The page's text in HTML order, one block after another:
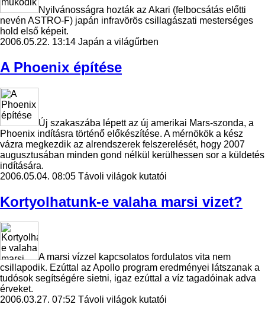
Nyilvánosságra hozták az Akari (felbocsátás előtti
nevén ASTRO-F) japán infravörös csillagászati mesterséges
hold első képeit.
2006.05.22. 13:14 Japán a világűrben
A Phoenix építése
Új szakaszába lépett az új amerikai Mars-szonda, a
Phoenix indításra történő előkészítése. A mérnökök a kész
vázra megkezdik az alrendszerek felszerelését, hogy 2007
augusztusában minden gond nélkül kerülhessen sor a küldetés
indítására.
2006.05.04. 08:05 Távoli világok kutatói
Kortyolhatunk-e valaha marsi vizet?
A marsi vízzel kapcsolatos fordulatos vita nem
csillapodik. Ezúttal az Apollo program eredményei látszanak a
tudósok segítségére sietni, igaz ezúttal a víz tagadóinak adva
érveket.
2006.03.27. 07:52 Távoli világok kutatói